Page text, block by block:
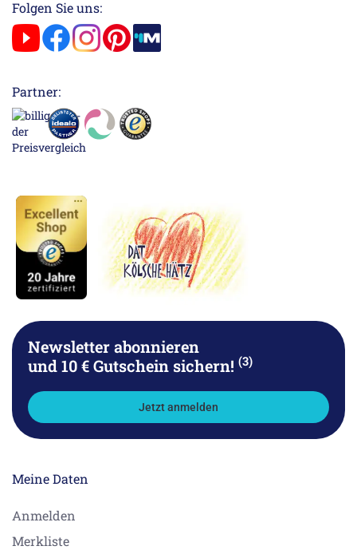
Folgen Sie uns:
Partner:
Newsletter abonnieren
und 10 € Gutschein sichern! (3)
Jetzt anmelden
Meine Daten
Anmelden
Merkliste